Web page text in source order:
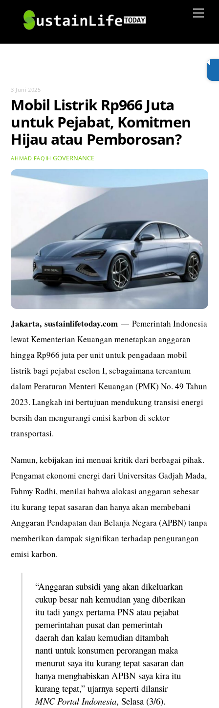
content
3 Juni 2025
Mobil Listrik Rp966 Juta
untuk Pejabat, Komitmen
Hijau atau Pemborosan?
AHMAD FAQIH GOVERNANCE
Jakarta,sustainlifetoday.com— Pemerintah Indonesia
lewat Kementerian Keuangan menetapkan anggaran
hingga Rp966 juta per unit untuk pengadaan mobil
listrik bagi pejabat eselon I, sebagaimana tercantum
dalam Peraturan Menteri Keuangan (PMK) No. 49 Tahun
2023. Langkah ini bertujuan mendukung transisi energi
bersih dan mengurangi emisi karbon di sektor
transportasi.
Namun, kebijakan ini menuai kritik dari berbagai pihak.
Pengamat ekonomi energi dari Universitas Gadjah Mada,
Fahmy Radhi, menilai bahwa alokasi anggaran sebesar
itu kurang tepat sasaran dan hanya akan membebani
Anggaran Pendapatan dan Belanja Negara (APBN) tanpa
memberikan dampak signifikan terhadap pengurangan
emisi karbon.
“Anggaran subsidi yang akan dikeluarkan
cukup besar nah kemudian yang diberikan
itu tadi yangx pertama PNS atau pejabat
pemerintahan pusat dan pemerintah
daerah dan kalau kemudian ditambah
nanti untuk konsumen perorangan maka
menurut saya itu kurang tepat sasaran dan
hanya menghabiskan APBN saya kira itu
kurang tepat,” ujarnya seperti dilansir
MNC Portal Indonesia, Selasa (3/6).